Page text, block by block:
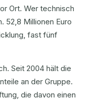
Ort. Wer technisch
52,8 Millionen Euro
fast fünf
Seit 2004 hält die
an der Gruppe.
die davon einen